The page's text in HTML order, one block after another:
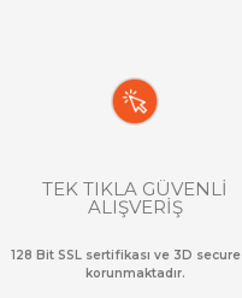
TEK TIKLA GÜVENLİ
ALIŞVERİŞ
128 Bit SSL sertifikası ve 3D
korunmaktadır.